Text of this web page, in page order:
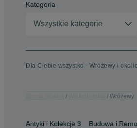
Kategoria
Wszystkie kategorie
Dla Ciebie wszystko - Wróżewy i
Wróżewy
Antyki i Kolekcje 3 Budowa i